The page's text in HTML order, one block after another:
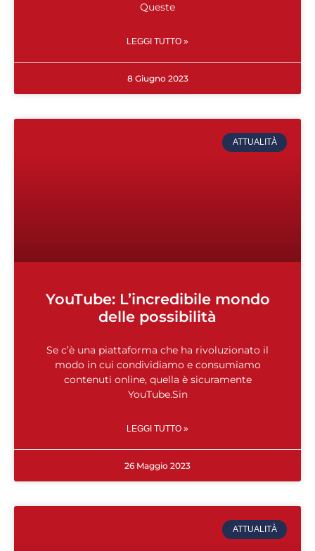
Queste
LEGGI TUTTO »
8 Giugno 2023
ATTUALITÀ
YouTube: L’incredibile mondo
delle possibilità
Se c’è una piattaforma che ha rivoluzionato il
modo in cui condividiamo e consumiamo
contenuti online, quella è sicuramente
YouTube.Sin
LEGGI TUTTO »
26 Maggio 2023
ATTUALITÀ